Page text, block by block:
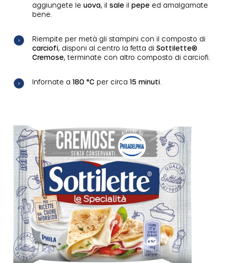
aggiungete le uova, il sale il pepe ed amalgamate
bene.
Riempite per metà gli stampini con il composto di
carciofi, disponi al centro la fetta di Sottilette®
Cremose, terminate con altro composto di carciofi.
Infornate a 180 °C per circa 15 minuti